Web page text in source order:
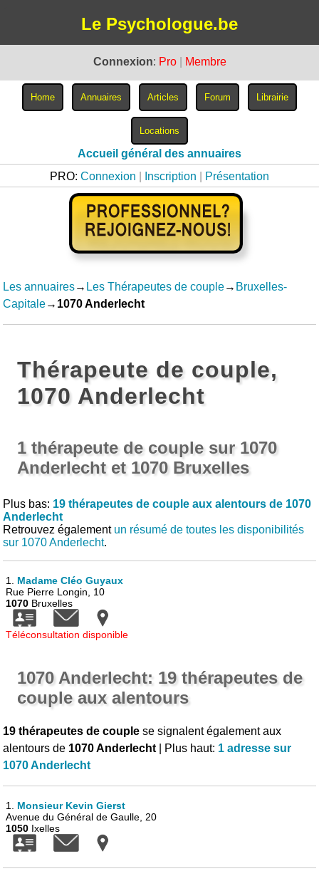
Le Psychologue.be
Connexion: Pro Membre
Accueil général des annuaires
PRO: Connexion Inscription Présentation
Les annuaires→ Les Thérapeutes de couple→ Bruxelles-
Capitale→ 1070 Anderlecht
Thérapeute de couple,
1070 Anderlecht
1 thérapeute de couple sur 1070
Anderlecht et 1070 Bruxelles
Plus bas: 19 thérapeutes de couple aux alentours de 1070
Anderlecht
Retrouvez également un résumé de toutes les disponibilités
sur 1070 Anderlecht.
1. Madame Cléo Guyaux
Rue Pierre Longin, 10
1070 Bruxelles
Téléconsultation disponible
1070 Anderlecht: 19 thérapeutes de
couple aux alentours
19 thérapeutes de couple se signalent également aux
alentours de 1070 Anderlecht | Plus haut: 1 adresse sur
1070 Anderlecht
1. Monsieur Kevin Gierst
Avenue du Général de Gaulle, 20
1050 Ixelles